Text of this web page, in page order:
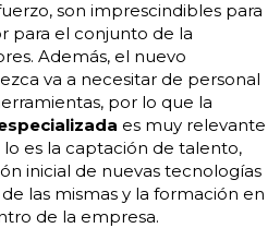
son imprescindibles para
para el conjunto de la
Además, el nuevo
va a necesitar de personal
por lo que la
es muy relevante
es la captación de talento,
inicial de nuevas tecnologías
las mismas y la formación en
de la empresa.